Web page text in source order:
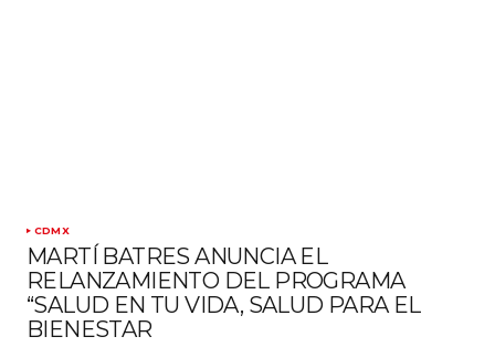
CDMX
MARTÍ BATRES ANUNCIA EL
RELANZAMIENTO DEL PROGRAMA
“SALUD EN TU VIDA, SALUD PARA EL
BIENESTAR